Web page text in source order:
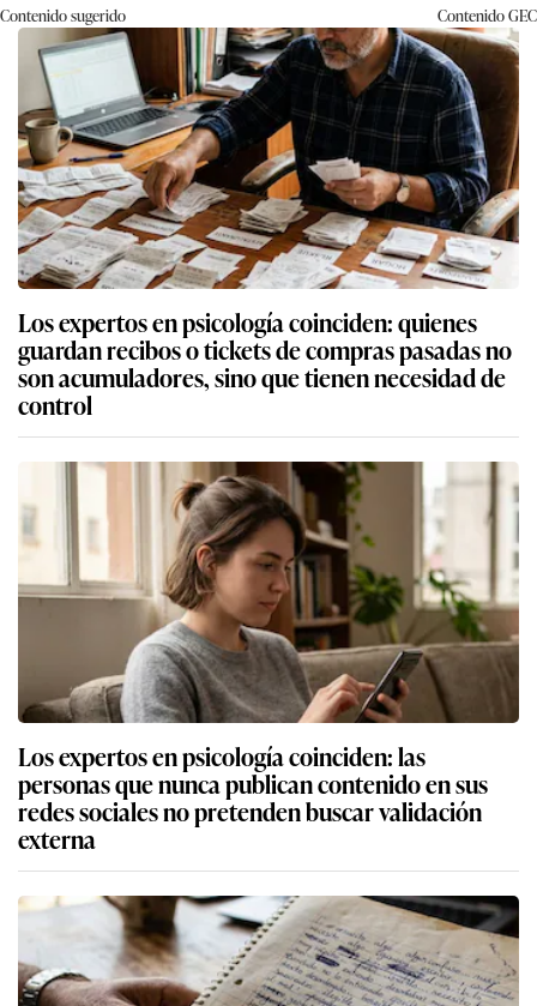
Contenido sugerido ContenidoGEC
Los expertos en psicología coinciden: quienes
guardan recibos o tickets de compras pasadas no
son acumuladores, sino que tienen necesidad de
control
Los expertos en psicología coinciden: las
personas que nunca publican contenido en sus
redes sociales no pretenden buscar validación
externa